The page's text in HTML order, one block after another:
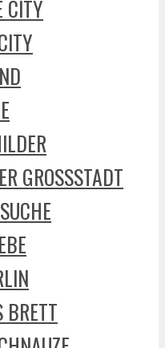
CITY
GROSSSTADT
BRETT